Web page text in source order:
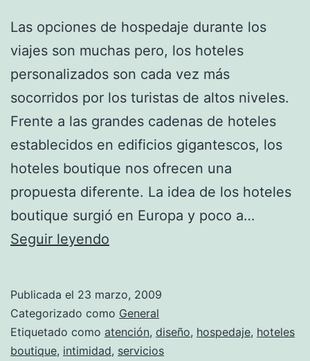
Las opciones de hospedaje durante los
viajes son muchas pero, los hoteles
personalizados son cada vez más
socorridos por los turistas de altos niveles.
Frente a las grandes cadenas de hoteles
establecidos en edificios gigantescos, los
hoteles boutique nos ofrecen una
propuesta diferente. La idea de los hoteles
boutique surgió en Europa y poco a…
Seguir leyendo
Publicada el 23 marzo, 2009
Categorizado como General
Etiquetado como atención, diseño, hospedaje, hoteles
boutique, intimidad, servicios